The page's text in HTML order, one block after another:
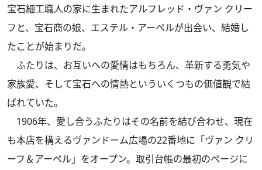
宝石細工職人の家に生まれたアルフレッド・ヴァン クリー
フと、宝石商の娘、エステル・アーペルが出会い、結婚し
たことが始まりだ。
ふたりは、お互いへの愛情はもちろん、革新する勇気や
家族愛、そして宝石への情熱といういくつもの価値観で結
ばれていた。
1906年、愛し合うふたりはその名前を結び合わせ、現在
も本店を構えるヴァンドーム広場の22番地に「ヴァン クリ
ーフ＆アーペル」をオープン。取引台帳の最初のページに